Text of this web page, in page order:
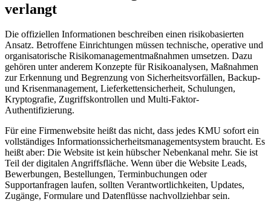
verlangt
Die offiziellen Informationen beschreiben einen risikobasierten
Ansatz. Betroffene Einrichtungen müssen technische, operative und
organisatorische Risikomanagementmaßnahmen umsetzen. Dazu
gehören unter anderem Konzepte für Risikoanalysen, Maßnahmen
zur Erkennung und Begrenzung von Sicherheitsvorfällen, Backup-
und Krisenmanagement, Lieferkettensicherheit, Schulungen,
Kryptografie, Zugriffskontrollen und Multi-Faktor-
Authentifizierung.
Für eine Firmenwebsite heißt das nicht, dass jedes KMU sofort ein
vollständiges Informationssicherheitsmanagementsystem braucht. Es
heißt aber: Die Website ist kein hübscher Nebenkanal mehr. Sie ist
Teil der digitalen Angriffsfläche. Wenn über die Website Leads,
Bewerbungen, Bestellungen, Terminbuchungen oder
Supportanfragen laufen, sollten Verantwortlichkeiten, Updates,
Zugänge, Formulare und Datenflüsse nachvollziehbar sein.